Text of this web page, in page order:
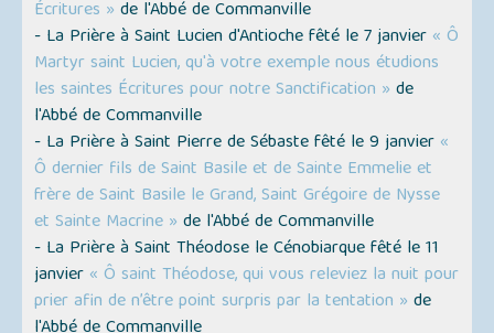
Écritures » de l'Abbé de Commanville
- La Prière à Saint Lucien d'Antioche fêté le 7 janvier « Ô
Martyr saint Lucien, qu'à votre exemple nous étudions
les saintes Écritures pour notre Sanctification » de
l'Abbé de Commanville
- La Prière à Saint Pierre de Sébaste fêté le 9 janvier «
Ô dernier fils de Saint Basile et de Sainte Emmelie et
frère de Saint Basile le Grand, Saint Grégoire de Nysse
et Sainte Macrine » de l'Abbé de Commanville
- La Prière à Saint Théodose le Cénobiarque fêté le 11
janvier « Ô saint Théodose, qui vous releviez la nuit pour
prier afin de n’être point surpris par la tentation » de